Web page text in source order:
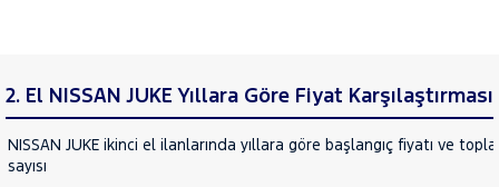
Iveco
Jaecoo
JEEP
Yakıt
Türü
Vites
2. El NISSAN JUKE Yıllara Göre Fiyat Karşılaştırması
NISSAN JUKE ikinci el ilanlarında yıllara göre başlangıç fiyatı ve
sayısı